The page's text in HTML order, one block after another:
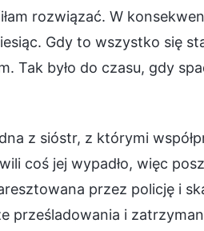
rozwiązać. W
Gdy to wszystko się
Tak było do czasu, gdy
z sióstr, z którymi
coś jej wypadło, więc
przez policję i
prześladowania i